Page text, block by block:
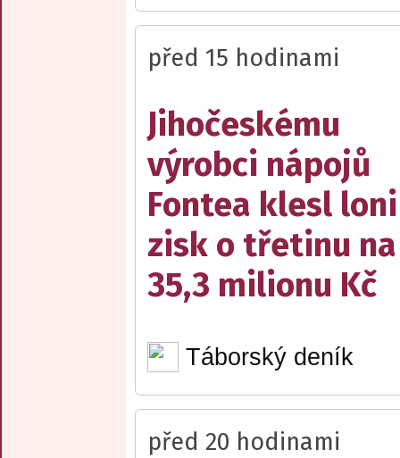
před 15 hodinami
Jihočeskému
výrobci nápojů
Fontea klesl loni
zisk o třetinu na
35,3 milionu Kč
Táborský deník
před 20 hodinami